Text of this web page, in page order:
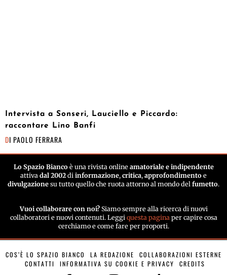
Intervista a Sonseri, Lauciello e Piccardo:
raccontare Lino Banfi
DI PAOLO FERRARA
Lo Spazio Biancoè una rivista online amatoriale e indipendente
attiva dal 2002 di informazione, critica, approfondimento e
divulgazione su tutto quello che ruota attorno al mondo del fumetto.
Vuoi collaborare con noi? Siamo sempre alla ricerca di nuovi
collaboratori e nuovi contenuti. Leggi questa pagina per capire cosa
cerchiamo e come fare per proporti.
COS’È LO SPAZIO BIANCO LA REDAZIONE
COLLABORAZIONI ESTERNE
CONTATTI
INFORMATIVA SU COOKIE E PRIVACY CREDITS